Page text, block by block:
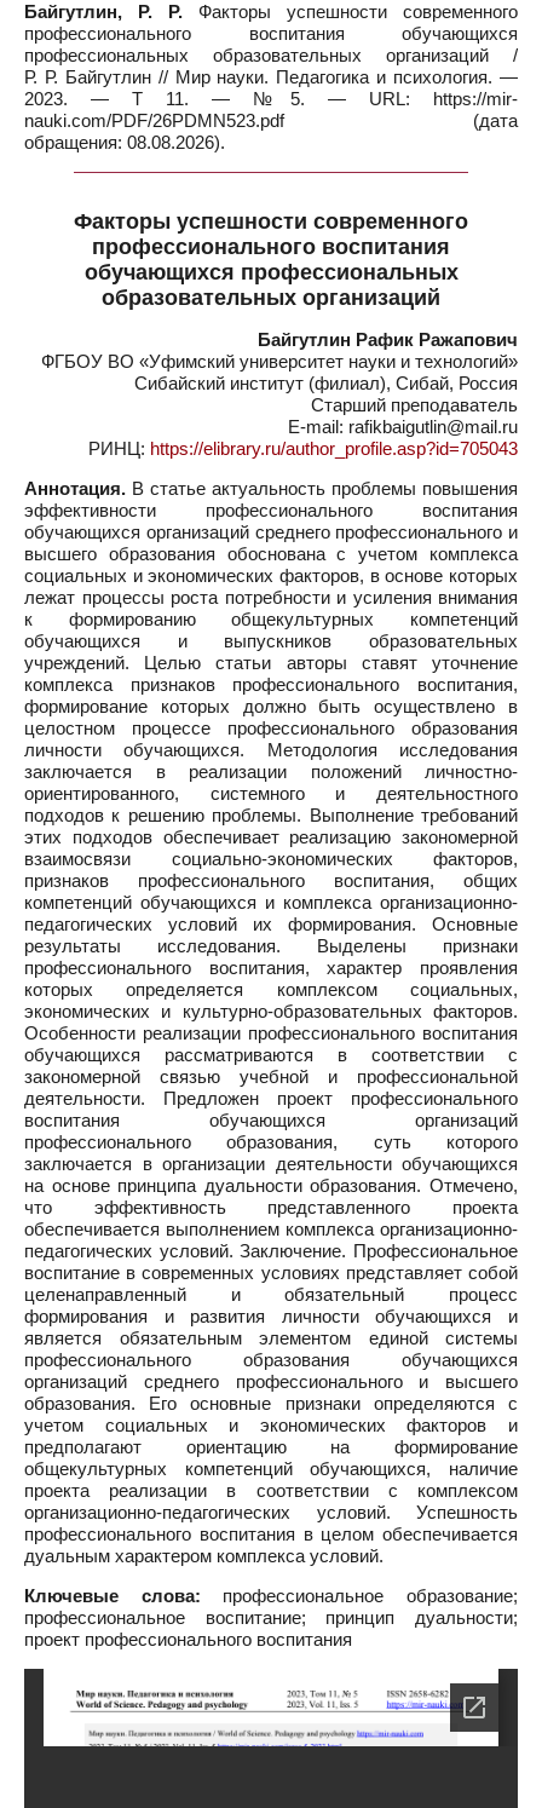
Байгутлин, Р. Р. Факторы успешности современного
профессионального воспитания обучающихся
профессиональных образовательных организаций /
Р. Р. Байгутлин // Мир науки. Педагогика и психология. —
2023. — Т 11. — №5. — URL: https://mir-
nauki.com/PDF/26PDMN523.pdf (дата
обращения: 08.08.2026).
Факторы успешности современного
профессионального воспитания
обучающихся профессиональных
образовательных организаций
Байгутлин Рафик Ражапович
ФГБОУ ВО «Уфимский университет науки и технологий»
Сибайский институт (филиал), Сибай, Россия
Старший преподаватель
E-mail: rafikbaigutlin@mail.ru
РИНЦ: https://elibrary.ru/author_profile.asp?id=705043
Аннотация. В статье актуальность проблемы повышения
эффективности профессионального воспитания
обучающихся организаций среднего профессионального и
высшего образования обоснована с учетом комплекса
социальных и экономических факторов, в основе которых
лежат процессы роста потребности и усиления внимания
к формированию общекультурных компетенций
обучающихся и выпускников образовательных
учреждений. Целью статьи авторы ставят уточнение
комплекса признаков профессионального воспитания,
формирование которых должно быть осуществлено в
целостном процессе профессионального образования
личности обучающихся. Методология исследования
заключается в реализации положений личностно-
ориентированного, системного и деятельностного
подходов к решению проблемы. Выполнение требований
этих подходов обеспечивает реализацию закономерной
взаимосвязи социально-экономических факторов,
признаков профессионального воспитания, общих
компетенций обучающихся и комплекса организационно-
педагогических условий их формирования. Основные
результаты исследования. Выделены признаки
профессионального воспитания, характер проявления
которых определяется комплексом социальных,
экономических и культурно-образовательных факторов.
Особенности реализации профессионального воспитания
обучающихся рассматриваются в соответствии с
закономерной связью учебной и профессиональной
деятельности. Предложен проект профессионального
воспитания обучающихся организаций
профессионального образования, суть которого
заключается в организации деятельности обучающихся
на основе принципа дуальности образования. Отмечено,
что эффективность представленного проекта
обеспечивается выполнением комплекса организационно-
педагогических условий. Заключение. Профессиональное
воспитание в современных условиях представляет собой
целенаправленный и обязательный процесс
формирования и развития личности обучающихся и
является обязательным элементом единой системы
профессионального образования обучающихся
организаций среднего профессионального и высшего
образования. Его основные признаки определяются с
учетом социальных и экономических факторов и
предполагают ориентацию на формирование
общекультурных компетенций обучающихся, наличие
проекта реализации в соответствии с комплексом
организационно-педагогических условий. Успешность
профессионального воспитания в целом обеспечивается
дуальным характером комплекса условий.
Ключевые слова: профессиональное образование;
профессиональное воспитание; принцип дуальности;
проект профессионального воспитания